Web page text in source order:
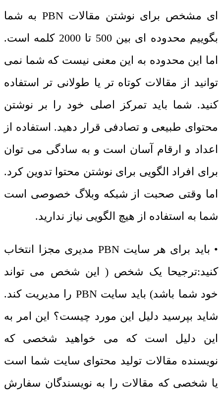
ای مشخص برای نوشتن مقالات PBN به شما
بگوییم محدوده ای بین 500 تا 2000 کلمه است.
اما این محدوده به این معنی نیست که شما نمی
توانید از مقالات کوتاه تر یا طولانی تر استفاده
کنید. شما باید تمرکز اصلی خود را بر نوشتن
محتوای طبیعی و تصادفی قرار دهید. استفاده از
اعداد و ارقام آسان است و به سادگی می توان
برای افراد الگویی برای نوشتن محتوا تدوین کرد.
اما وقتی صحبت از شبکه وبلاگ خصوصی است
شما به استفاده از هیچ الگویی نیاز ندارید.
• باید برای هر سایت PBN مدیری مجزا انتخاب
کنید:ترجیحا یک شخص ( این شخص می تواند
خود شما باشد) باید سایت PBN را مدیریت کند.
شاید بپرسید دلیل این مورد چیست؟ این امر به
این دلیل است که می خواهید شخصی که
نویسنده مقالات تولید محتوای سایت شما است
یا شخصی که مقالات را به نویسندگان سفارش